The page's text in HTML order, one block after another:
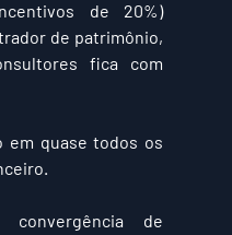
de 20%)
de patrimônio,
fica com
em quase todos os
convergência de